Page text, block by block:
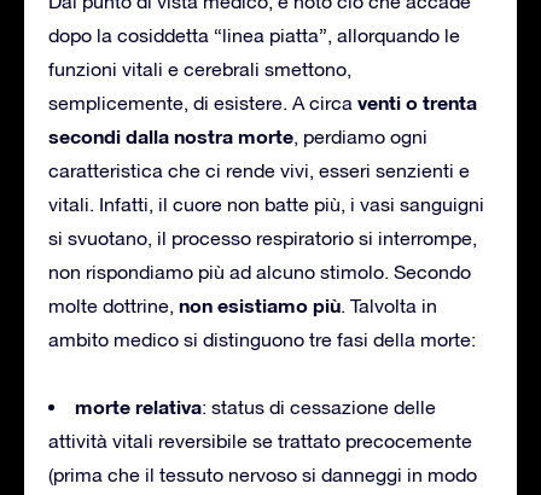
dopo la cosiddetta “linea piatta”, allorquando le
funzioni vitali e cerebrali smettono,
semplicemente, di esistere. A circa venti o trenta
secondi dalla nostra morte, perdiamo ogni
caratteristica che ci rende vivi, esseri senzienti e
vitali. Infatti, il cuore non batte più, i vasi sanguigni
si svuotano, il processo respiratorio si interrompe,
non rispondiamo più ad alcuno stimolo. Secondo
molte dottrine, non esistiamo più. Talvolta in
ambito medico si distinguono tre fasi della morte:
morte relativa: status di cessazione delle
attività vitali reversibile se trattato precocemente
(prima che il tessuto nervoso si danneggi in modo